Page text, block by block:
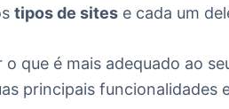
tipos de sites e cada um
o que é mais adequado ao
principais funcionalidades